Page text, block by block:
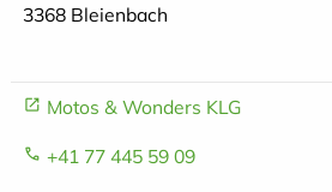
3368 Bleienbach
Motos & Wonders KLG
+41 77 445 59 09